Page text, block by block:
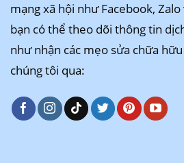
mạng xã hội như Facebook, Zalo
bạn có thể theo dõi thông tin
như nhận các mẹo sửa chữa
chúng tôi qua: